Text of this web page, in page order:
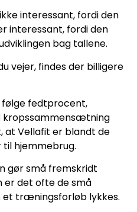
interessant, fordi den
interessant, fordi den
bag tallene.
vejer, findes der billigere
følge fedtprocent,
kropssammensætning
at Vellafit er blandt de
hjemmebrug.
gør små fremskridt
er det ofte de små
et træningsforløb lykkes.